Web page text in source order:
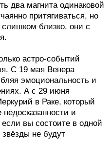
два магнита одинаковой
притягиваться, но
слишком близко, они с
астро-событий
С 19 мая Венера
эмоциональность и
А с 29 июня
в Раке, который
и
вы состоите в одной
звёзды не будут